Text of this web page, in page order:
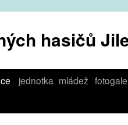
hasičů
jednotka mládež